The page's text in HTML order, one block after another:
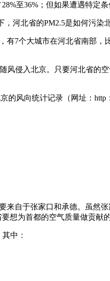
至36%；但如果遭遇特定条
河北省的PM2.5是如何污染
7个大城市在河北省南部，
侵入北京。只要河北省的
向统计记录（网址：http：
自于张家口和承德。虽然
想为首都的空气质量做贡献
中：